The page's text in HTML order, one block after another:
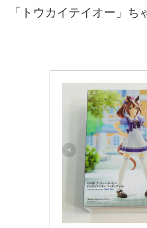
「トウカイテイオー」ち